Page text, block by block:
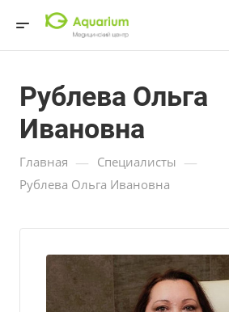
Рублева Ольга
Ивановна
Главная — Специалисты —
Рублева Ольга Ивановна